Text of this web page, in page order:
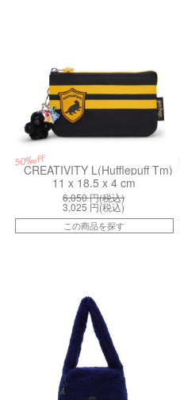
50%off
CREATIVITY L(Hufflepuff Tm)
11 x 18.5 x 4 cm
6,050円(税込)
3,025 円(税込)
この商品を探す